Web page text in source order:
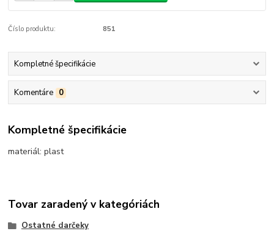
Číslo produktu: 851
Kompletné špecifikácie
Komentáre 0
Kompletné špecifikácie
materiál: plast
Tovar zaradený v kategóriách
Ostatné darčeky